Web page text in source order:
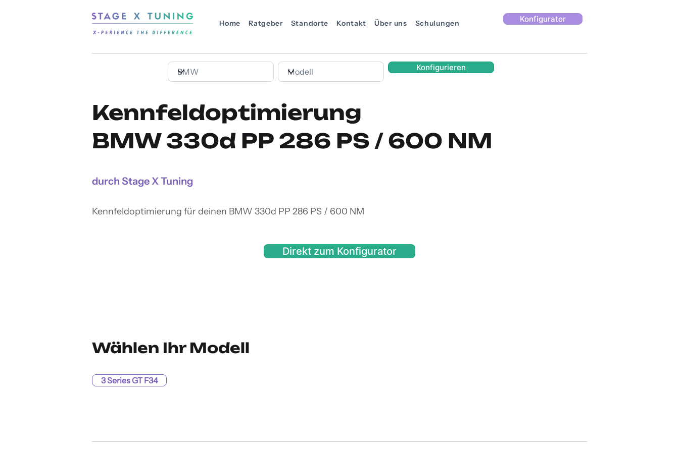
Home Ratgeber Standorte Kontakt Über uns Schulungen Konfigurator
Konfigurieren
Kennfeldoptimierung
BMW 330d PP 286 PS / 600 NM
durch Stage X Tuning
Kennfeldoptimierung für deinen BMW 330d PP 286 PS / 600 NM
Direkt zum Konfigurator
Wählen Ihr Modell
3 Series GT F34